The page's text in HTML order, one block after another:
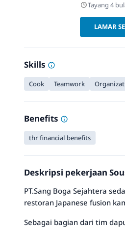
Tayang 4
LAMAR
Skills
Cook Teamwork
Benefits
thr financial benefits
Deskripsi pekerjaan
PT.Sang Boga Sejahtera
restoran Japanese fusion
Sebagai bagian dari tim